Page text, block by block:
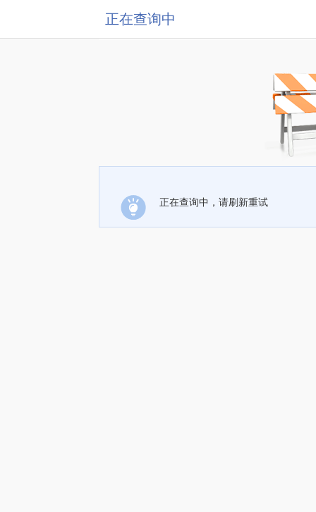
正在查询中
正在查询中，请刷新重试